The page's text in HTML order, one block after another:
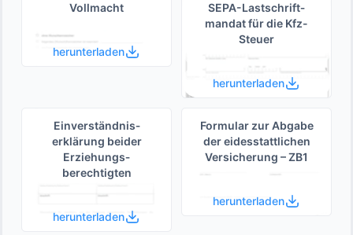
Vollmacht
herunterladen
SEPA-Lastschrift­
mandat für die Kfz-
Steuer
herunterladen
Einverständnis­
erklärung beider
Erziehungs­
berechtigten
herunterladen
Formular zur Abgabe
der eides­stattlichen
Versicherung – ZB1
herunterladen